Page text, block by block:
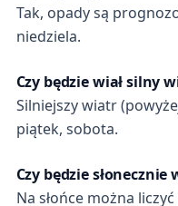
Tak, opady są
niedziela.
Czy będzie wiał silny
Silniejszy wiatr
piątek, sobota.
Czy będzie słonecznie
Na słońce można